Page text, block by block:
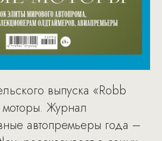
выпуска «Robb
Журнал
автопремьеры года –